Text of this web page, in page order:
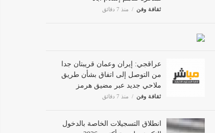
ثقافة وفن منذ 7 دقائق
من التوصل إلى اتفاق بشأن طريق
ملاحي جديد عبر مضيق هرمز
ثقافة وفن منذ 7 دقائق
التكويني لدورة أكتوبر 2026